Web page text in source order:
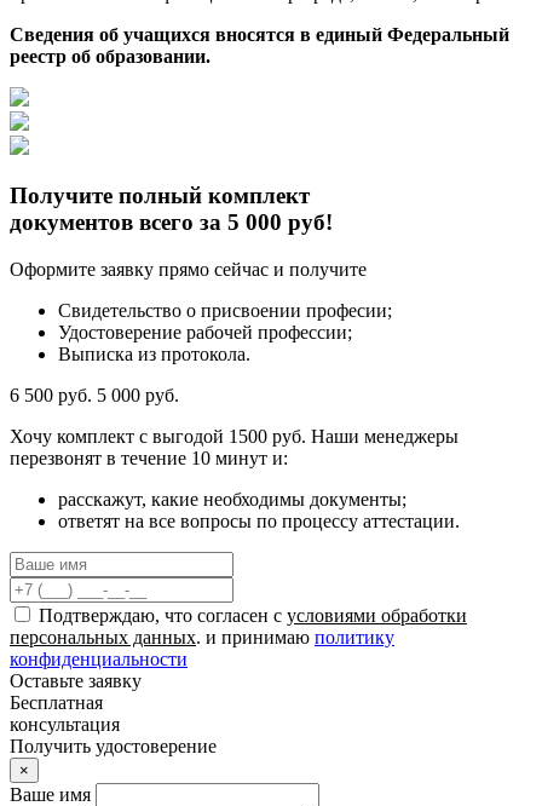
Сведения об учащихся вносятся в единый Федеральный
реестр об образовании.
Получите полный комплект
документов всего за 5 000 руб!
Оформите заявку прямо сейчас и получите
Свидетельство о присвоении професии;
Удостоверение рабочей профессии;
Выписка из протокола.
6 500 руб. 5 000 руб.
Хочу комплект с выгодой 1500 руб. Наши менеджеры
перезвонят в течение 10 минут и:
расскажут, какие необходимы документы;
ответят на все вопросы по процессу аттестации.
Подтверждаю, что согласен с условиями обработки
персональных данных. и принимаю политику
конфиденциальности
Оставьте заявку
Бесплатная
консультация
Получить удостоверение
×
Ваше имя